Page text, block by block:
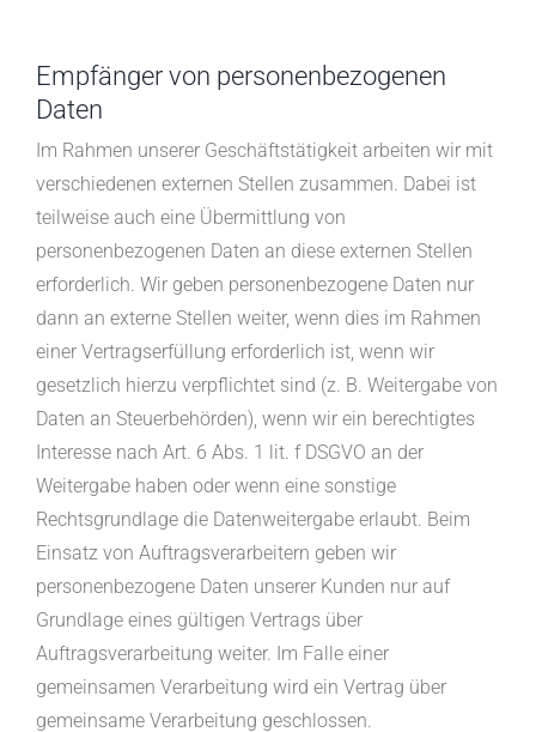
Empfänger von personenbezogenen
Daten
Im Rahmen unserer Geschäftstätigkeit arbeiten wir mit
verschiedenen externen Stellen zusammen. Dabei ist
teilweise auch eine Übermittlung von
personenbezogenen Daten an diese externen Stellen
erforderlich. Wir geben personenbezogene Daten nur
dann an externe Stellen weiter, wenn dies im Rahmen
einer Vertragserfüllung erforderlich ist, wenn wir
gesetzlich hierzu verpflichtet sind (z. B. Weitergabe von
Daten an Steuerbehörden), wenn wir ein berechtigtes
Interesse nach Art. 6 Abs. 1 lit. f DSGVO an der
Weitergabe haben oder wenn eine sonstige
Rechtsgrundlage die Datenweitergabe erlaubt. Beim
Einsatz von Auftragsverarbeitern geben wir
personenbezogene Daten unserer Kunden nur auf
Grundlage eines gültigen Vertrags über
Auftragsverarbeitung weiter. Im Falle einer
gemeinsamen Verarbeitung wird ein Vertrag über
gemeinsame Verarbeitung geschlossen.